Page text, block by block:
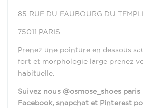
85 RUE DU FAUBOURG DU
75011 PARIS
Prenez une pointure en dessous
fort et morphologie large prenez
habituelle.
Suivez nous @osmose_shoes
Facebook, snapchat et Pinterest